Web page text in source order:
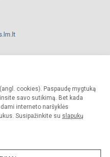
cookies). Paspaudę mygtuką
savo sutikimą. Bet kada
interneto naršyklės
Susipažinkite su slapukų
Visos teisės saugomos.
sutikimo griežtai draudžiama.
Slapukų valdymas